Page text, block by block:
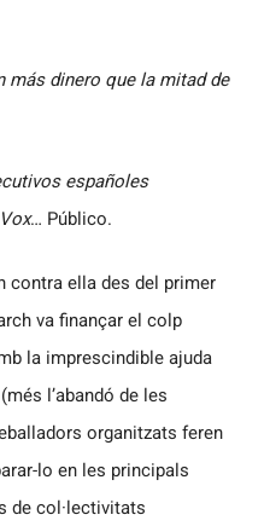
dinero que la mitad de
españoles
… Público.
contra ella des del primer
va finançar el colp
la imprescindible ajuda
l’abandó de les
organitzats feren
lo en les principals
de col·lectivitats